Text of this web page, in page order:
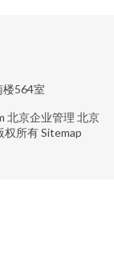
楼564室
北京企业管理 北京
权所有Sitemap